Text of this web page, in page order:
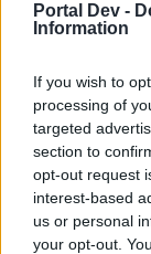
Portal Dev -
Information
If you wish to
processing of
targeted
section to
opt-out request
interest-based
us or personal
your opt-out.
sikerül
hogy
vásárlását?
Oct 23, 2023